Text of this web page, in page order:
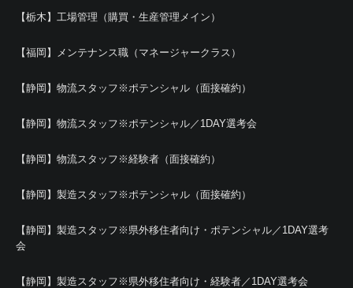
【栃木】工場管理（購買・生産管理メイン）
【福岡】メンテナンス職（マネージャークラス）
【静岡】物流スタッフ※ポテンシャル（面接確約）
【静岡】物流スタッフ※ポテンシャル／1DAY選考会
【静岡】物流スタッフ※経験者（面接確約）
【静岡】製造スタッフ※ポテンシャル（面接確約）
【静岡】製造スタッフ※県外移住者向け・ポテンシャル／1DAY選考
会
【静岡】製造スタッフ※県外移住者向け・経験者／1DAY選考会